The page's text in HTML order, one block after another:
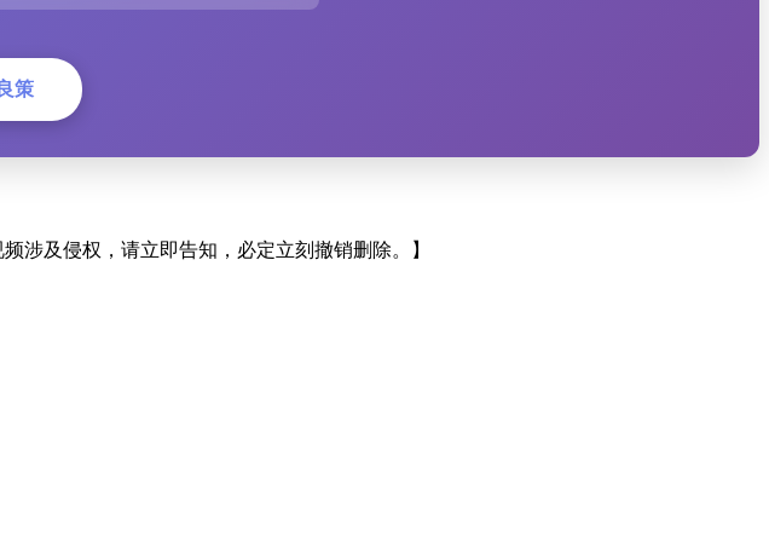
策
涉及侵权，请立即告知，必定立刻撤销删除。】